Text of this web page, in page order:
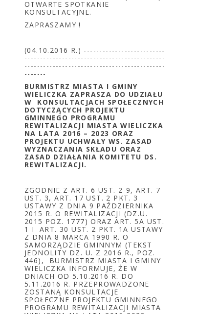
OTWARTE SPOTKANIE
KONSULTACYJNE.
ZAPRASZAMY !
(04.10.2016 R.) --------------------------
---------------------------------------------
---------------------------------------------
-------
BURMISTRZ MIASTA I GMINY
WIELICZKA ZAPRASZA DO UDZIAŁU
W KONSULTACJACH SPOŁECZNYCH
DOTYCZĄCYCH PROJEKTU
GMINNEGO PROGRAMU
REWITALIZACJI MIASTA WIELICZKA
NA LATA 2016 – 2023 ORAZ
PROJEKTU UCHWAŁY WS. ZASAD
WYZNACZANIA SKŁADU ORAZ
ZASAD DZIAŁANIA KOMITETU DS.
REWITALIZACJI.
ZGODNIE Z ART. 6 UST. 2-9, ART. 7
UST. 3, ART. 17 UST. 2 PKT. 3
USTAWY Z DNIA 9 PAŹDZIERNIKA
2015 R. O REWITALIZACJI (DZ.U.
2015 POZ. 1777) ORAZ ART. 5A UST.
1 I ART. 30 UST. 2 PKT. 1A USTAWY
Z DNIA 8 MARCA 1990 R. O
SAMORZĄDZIE GMINNYM (TEKST
JEDNOLITY DZ. U. Z 2016 R., POZ.
446), BURMISTRZ MIASTA I GMINY
WIELICZKA INFORMUJE, ŻE W
DNIACH OD 5.10.2016 R. DO
5.11.2016 R. PRZEPROWADZONE
ZOSTANĄ KONSULTACJE
SPOŁECZNE PROJEKTU GMINNEGO
PROGRAMU REWITALIZACJI MIASTA